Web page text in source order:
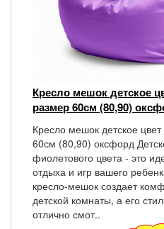
Кресло мешок детское
размер 60см (80,90)
Кресло мешок детское
60см (80,90) оксфорд
фиолетового цвета - это
отдыха и игр вашего
кресло-мешок создает
детской комнаты, а его
отлично смот..